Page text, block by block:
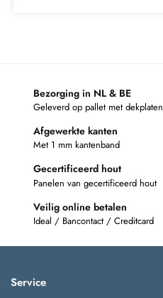
Bezorging in NL & BE
Geleverd op pallet met dekplaten
Afgewerkte kanten
Met 1 mm kantenband
Gecertificeerd hout
Panelen van gecertificeerd hout
Veilig online betalen
Ideal / Bancontact / Creditcard
Service